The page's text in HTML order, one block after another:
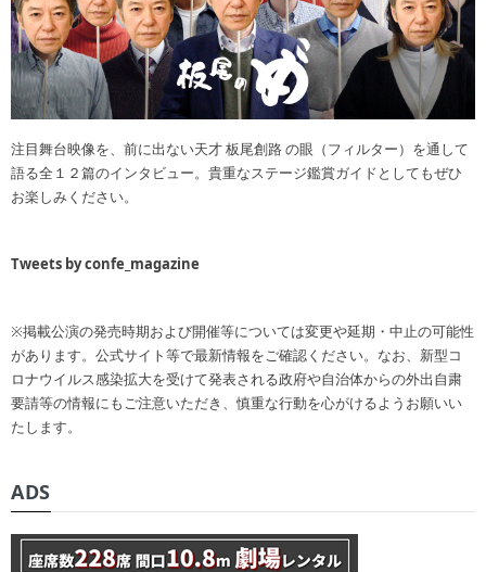
注目舞台映像を、前に出ない天才 板尾創路 の眼（フィルター）を通して
語る全１２篇のインタビュー。貴重なステージ鑑賞ガイドとしてもぜひ
お楽しみください。
Tweets by confe_magazine
※掲載公演の発売時期および開催等については変更や延期・中止の可能性
があります。公式サイト等で最新情報をご確認ください。なお、新型コ
ロナウイルス感染拡大を受けて発表される政府や自治体からの外出自粛
要請等の情報にもご注意いただき、慎重な行動を心がけるようお願いい
たします。
ADS